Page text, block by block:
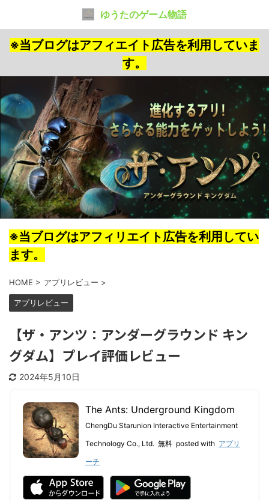
ゆうたのゲーム物語
※当ブログはアフィエイト広告を利用していま
す。
※当ブログはアフィリエイト広告を利用してい
ます。
HOME > アプリレビュー >
アプリレビュー
【ザ・アンツ：アンダーグラウンド キン
グダム】プレイ評価レビュー
2024年5月10日
The Ants: Underground Kingdom
ChengDu Starunion Interactive Entertainment
Technology Co., Ltd. 無料 posted with アプリ
ーチ